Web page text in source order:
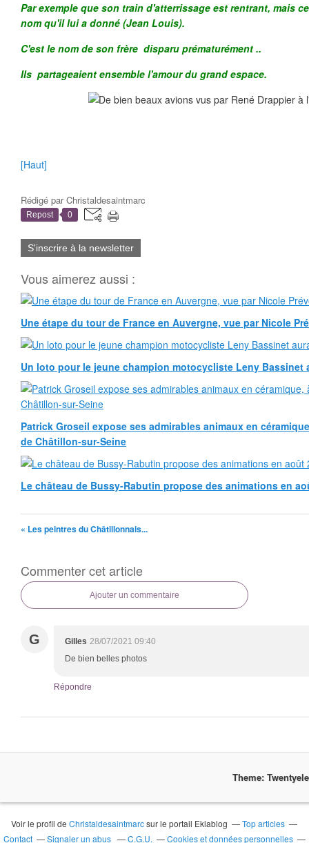
Par exemple que son train d'atterrissage est rentrant, mais
nom qu'il lui a donné (Jean Louis).
C'est le nom de son frère disparu prématurément ..
Ils partageaient ensemble l'amour du grand espace.
[Haut]
Rédigé parChristaldesaintmarc
Repost 0
S'inscrire à la newsletter
Vous aimerez aussi :
Une étape du tour de France en Auvergne, vue par Nicole
Un loto pour le jeune champion motocycliste Leny Bassinet
Patrick Groseil expose ses admirables animaux en
de Châtillon-sur-Seine
Le château de Bussy-Rabutin propose des animations en
« Les peintres du Châtillonnais...
Commenter cet article
Ajouter un commentaire
G Gilles 28/07/2021 09:40
De bien belles photos
Répondre
Theme:
Voir le profil deChristaldesaintmarcsur le portail Eklablog
Top articles
Contact
Signaler un abus C.G.U. Cookies et données personnelles